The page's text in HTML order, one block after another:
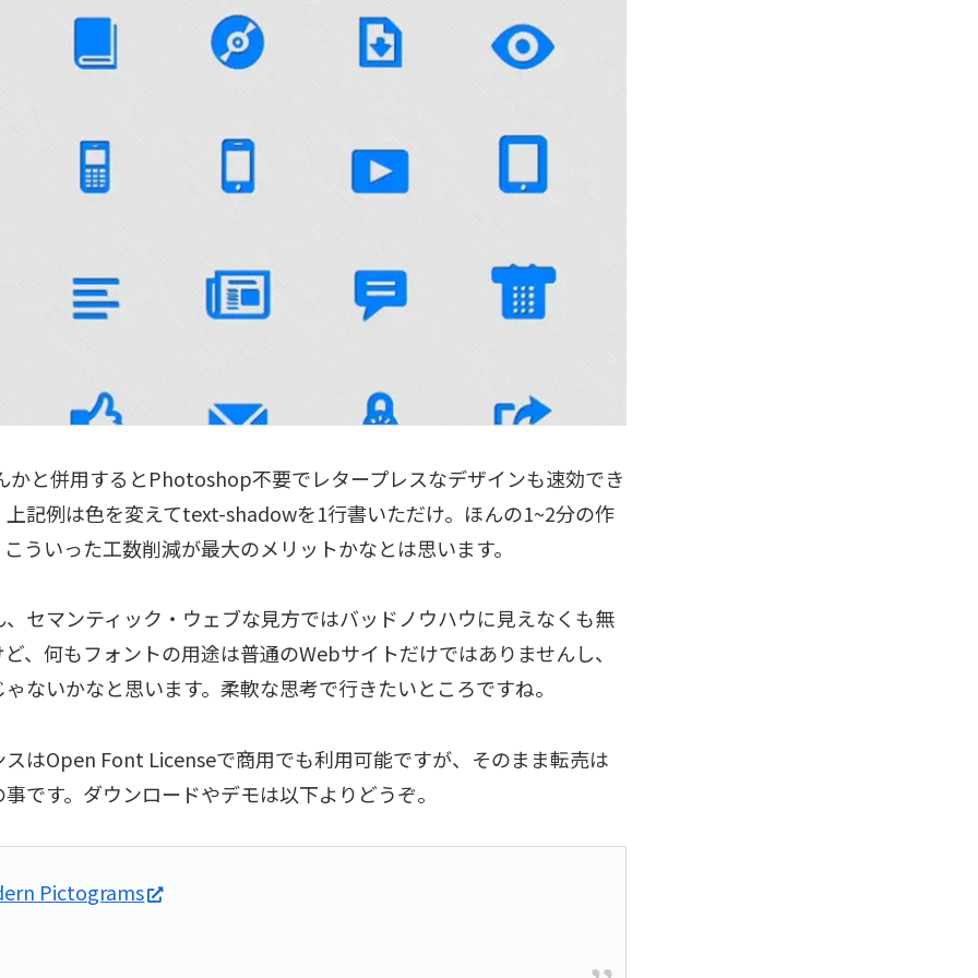
かと併用するとPhotoshop不要でレタープレスなデザインも速効でき
上記例は色を変えてtext-shadowを1行書いただけ。ほんの1~2分の作
ういった工数削減が最大のメリットかなとは思います。
セマンティック・ウェブな見方ではバッドノウハウに見えなくも無
、何もフォントの用途は普通のWebサイトだけではありませんし、
ないかなと思います。柔軟な思考で行きたいところですね。
スはOpen Font Licenseで商用でも利用可能ですが、そのまま転売は
です。ダウンロードやデモは以下よりどうぞ。
Pictograms